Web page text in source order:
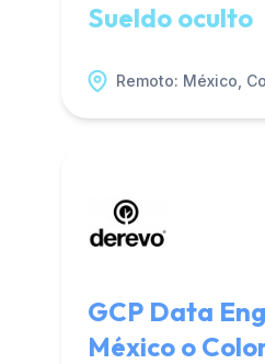
Sueldo oculto
Remoto: México,
GCP Data
México o